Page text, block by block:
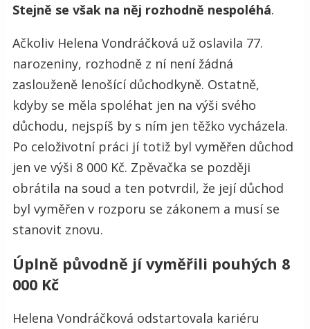
Stejně se však na něj rozhodně nespoléhá.
Ačkoliv Helena Vondráčková už oslavila 77.
narozeniny, rozhodně z ní není žádná
zaslouženě lenošící důchodkyně. Ostatně,
kdyby se měla spoléhat jen na výši svého
důchodu, nejspíš by s ním jen těžko vycházela.
Po celoživotní práci jí totiž byl vyměřen důchod
jen ve výši 8 000 Kč. Zpěvačka se později
obrátila na soud a ten potvrdil, že její důchod
byl vyměřen v rozporu se zákonem a musí se
stanovit znovu.
Úplně původně jí vyměřili pouhých 8
000 Kč
Helena Vondráčková odstartovala kariéru